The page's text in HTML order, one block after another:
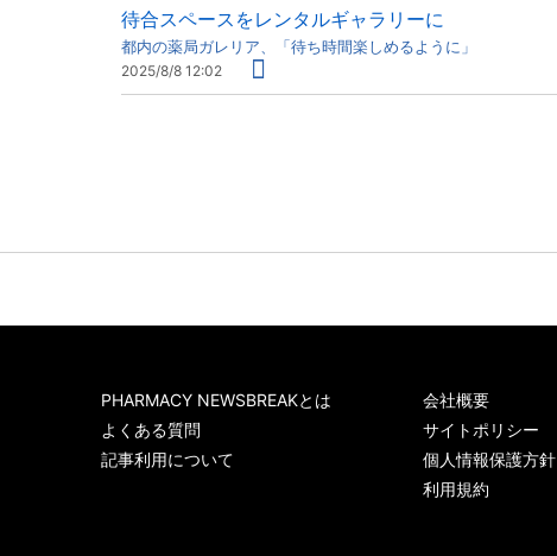
待合スペースをレンタルギャラリーに
都内の薬局ガレリア、「待ち時間楽しめるように」
2025/8/8 12:02
PHARMACY NEWSBREAKとは
よくある質問
記事利用について
会社概要
サイトポリシー
個人情報保護方針
利用規約